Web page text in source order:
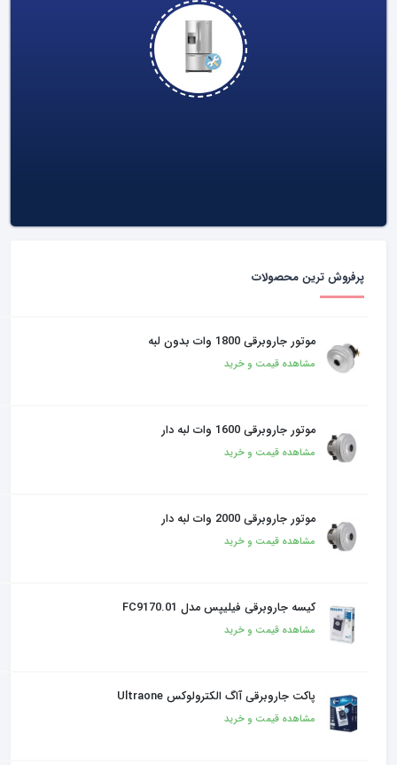
پرفروش ترین محصولات
موتور جاروبرقی 1800 وات بدون لبه
مشاهده قیمت و خرید
موتور جاروبرقی 1600 وات لبه دار
مشاهده قیمت و خرید
موتور جاروبرقی 2000 وات لبه دار
مشاهده قیمت و خرید
کیسه جاروبرقی فیلیپس مدل FC9170.01
مشاهده قیمت و خرید
پاکت جاروبرقی آاگ الکترولوکس Ultraone
مشاهده قیمت و خرید